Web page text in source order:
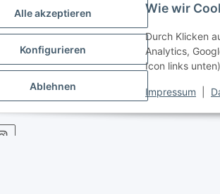
Alle akzeptieren
Konfigurieren
Ablehnen
Wie wir
Durch Klicken
Analytics,
Icon links
Impressum
Profitieren sie von unserer großen Auswahl
Egal ob Trekking E-Bike oder E-MTB, bei uns